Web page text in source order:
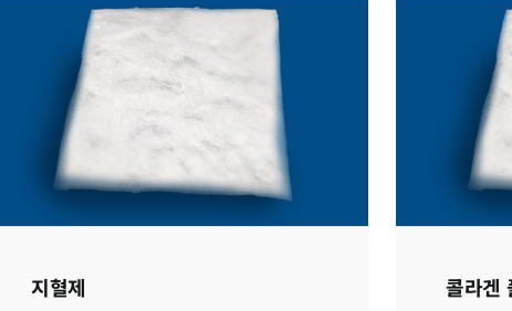
지혈제 콜라겐